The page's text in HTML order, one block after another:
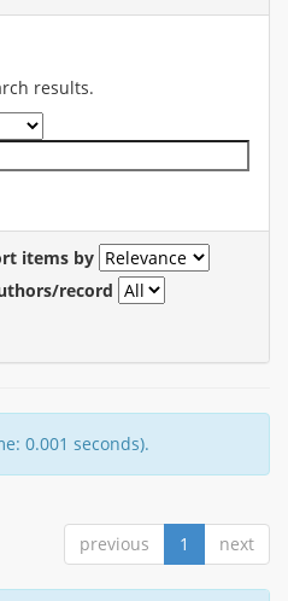
results.
items by
record
0.001 seconds).
previous 1 next